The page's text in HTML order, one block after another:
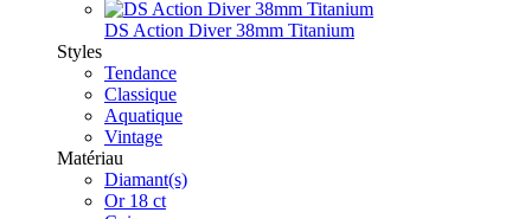
DS Action Diver 38mm Titanium
Styles
Tendance
Classique
Aquatique
Vintage
Matériau
Diamant(s)
Or 18 ct